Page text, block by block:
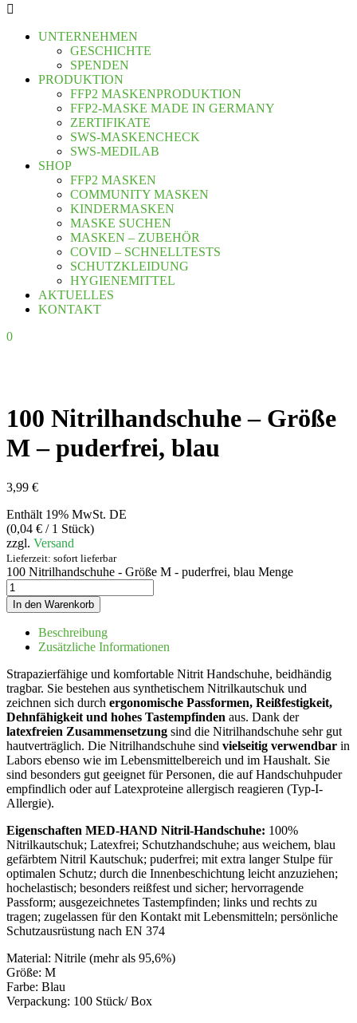
UNTERNEHMEN
GESCHICHTE
SPENDEN
PRODUKTION
FFP2 MASKENPRODUKTION
FFP2-MASKE MADE IN GERMANY
ZERTIFIKATE
SWS-MASKENCHECK
SWS-MEDILAB
SHOP
FFP2 MASKEN
COMMUNITY MASKEN
KINDERMASKEN
MASKE SUCHEN
MASKEN – ZUBEHÖR
COVID – SCHNELLTESTS
SCHUTZKLEIDUNG
HYGIENEMITTEL
AKTUELLES
KONTAKT
0
100 Nitrilhandschuhe – Größe
M – puderfrei, blau
3,99 €
Enthält 19% MwSt. DE
(0,04 € / 1 Stück)
zzgl. Versand
Lieferzeit: sofort lieferbar
100 Nitrilhandschuhe - Größe M - puderfrei, blau Menge
In den Warenkorb
Beschreibung
Zusätzliche Informationen
Strapazierfähige und komfortable Nitrit Handschuhe, beidhändig
tragbar. Sie bestehen aus synthetischem Nitrilkautschuk und
zeichnen sich durch ergonomische Passformen, Reißfestigkeit,
Dehnfähigkeit und hohes Tastempfinden aus. Dank der
latexfreien Zusammensetzung sind die Nitrilhandschuhe sehr gut
hautverträglich. Die Nitrilhandschuhe sind vielseitig verwendbar in
Labors ebenso wie im Lebensmittelbereich und im Haushalt. Sie
sind besonders gut geeignet für Personen, die auf Handschuhpuder
empfindlich oder auf Latexproteine allergisch reagieren (Typ-I-
Allergie).
Eigenschaften MED-HAND Nitril-Handschuhe: 100%
Nitrilkautschuk; Latexfrei; Schutzhandschuhe; aus weichem, blau
gefärbtem Nitril Kautschuk; puderfrei; mit extra langer Stulpe für
optimalen Schutz; durch die Innenbeschichtung leicht anzuziehen;
hochelastisch; besonders reißfest und sicher; hervorragende
Passform; ausgezeichnetes Tastempfinden; links und rechts zu
tragen; zugelassen für den Kontakt mit Lebensmitteln; persönliche
Schutzausrüstung nach EN 374
Material: Nitrile (mehr als 95,6%)
Größe: M
Farbe: Blau
Verpackung: 100 Stück/ Box